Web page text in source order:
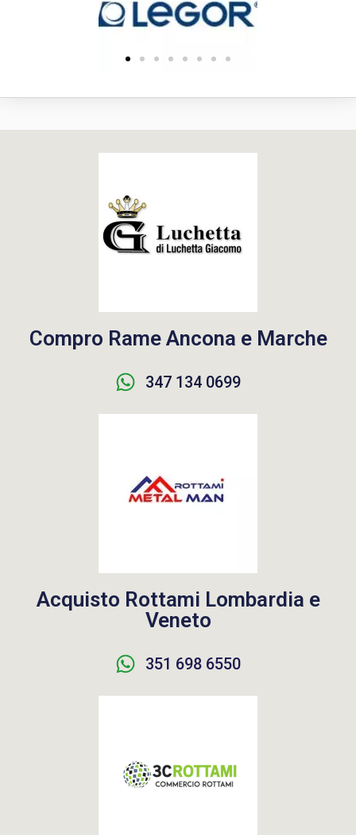
Compro Rame Ancona e Marche
347 134 0699
Acquisto Rottami Lombardia e
Veneto
351 698 6550